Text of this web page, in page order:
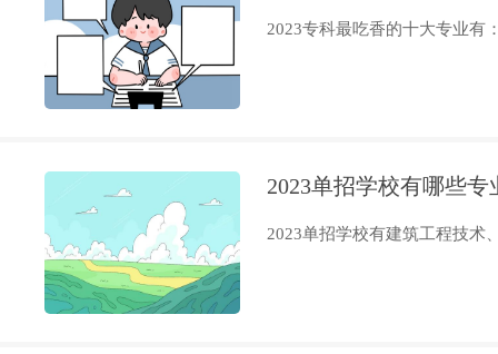
2023专科最吃香的十大专业有
2023单招学校有哪些
2023单招学校有建筑工程技术